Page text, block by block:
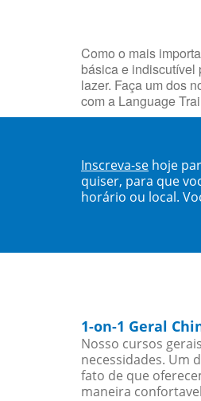
Como o mais
básica e indiscutível
lazer. Faça um dos
com a Language
Inscreva-se hoje
quiser, para que
horário ou local.
1-on-1 Geral
Nosso cursos
necessidades. Um
fato de que
maneira